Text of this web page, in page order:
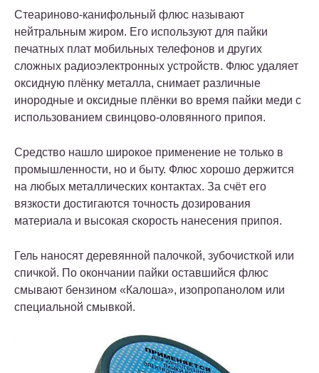
Стеариново-канифольный флюс называют
нейтральным жиром. Его используют для пайки
печатных плат мобильных телефонов и других
сложных радиоэлектронных устройств. Флюс удаляет
оксидную плёнку металла, снимает различные
инородные и оксидные плёнки во время пайки меди с
использованием свинцово-оловянного припоя.
Средство нашло широкое применение не только в
промышленности, но и быту. Флюс хорошо держится
на любых металлических контактах. За счёт его
вязкости достигаются точность дозирования
материала и высокая скорость нанесения припоя.
Гель наносят деревянной палочкой, зубочисткой или
спичкой. По окончании пайки оставшийся флюс
смывают бензином «Калоша», изопропанолом или
специальной смывкой.